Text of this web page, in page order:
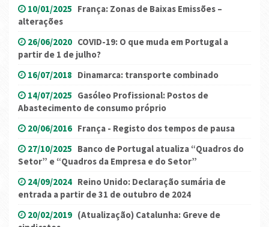
10/01/2025 França: Zonas de Baixas Emissões –
alterações
26/06/2020 COVID-19: O que muda em Portugal a
partir de 1 de julho?
16/07/2018 Dinamarca: transporte combinado
14/07/2025 Gasóleo Profissional: Postos de
Abastecimento de consumo próprio
20/06/2016 França - Registo dos tempos de pausa
27/10/2025 Banco de Portugal atualiza “Quadros do
Setor” e “Quadros da Empresa e do Setor”
24/09/2024 Reino Unido: Declaração sumária de
entrada a partir de 31 de outubro de 2024
20/02/2019 (Atualização) Catalunha: Greve de